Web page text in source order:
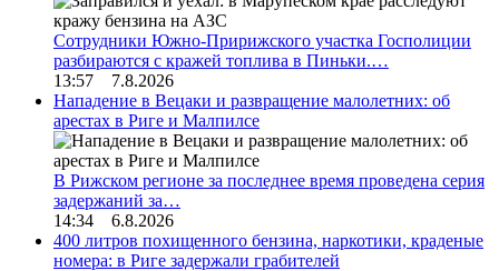
Сотрудники Южно-Пририжского участка Госполиции
разбираются с кражей топлива в Пиньки.…
13:57 7.8.2026
Нападение в Вецаки и развращение малолетних: об
арестах в Риге и Малпилсе
В Рижском регионе за последнее время проведена серия
задержаний за…
14:34 6.8.2026
400 литров похищенного бензина, наркотики, краденые
номера: в Риге задержали грабителей